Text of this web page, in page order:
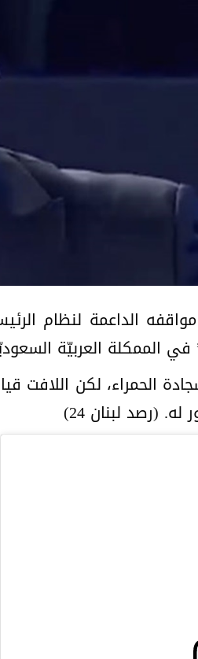
الداعمة لنظام
الحمراء، لكن اللافت
(رصد لبنان 24)